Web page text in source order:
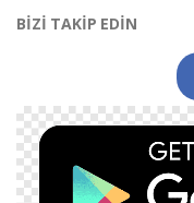
BİZİ TAKİP EDİN